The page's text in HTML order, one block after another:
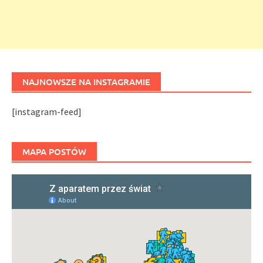
NAJNOWSZE NA INSTAGRAMIE
[instagram-feed]
MAPA POSTÓW